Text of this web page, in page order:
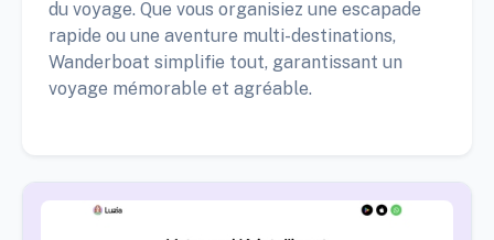
du voyage. Que vous organisiez une escapade
rapide ou une aventure multi-destinations,
Wanderboat simplifie tout, garantissant un
voyage mémorable et agréable.